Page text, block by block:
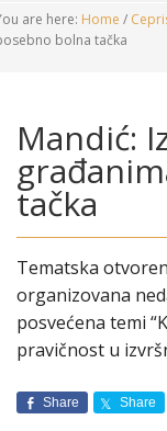
are here: Home /
bolna tačka
Mandić:
tačka
Tematska
organizovana
posvećena temi
pravičnost u
Share Share